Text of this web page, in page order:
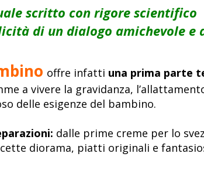
scritto con rigore scientifico
di un dialogo amichevole e
offre infatti una prima parte
a vivere la gravidanza,
delle esigenze del bambino.
dalle prime creme per lo
diorama, piatti originali e